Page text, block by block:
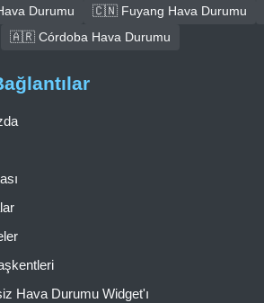
Durumu 🇨🇳 Fuyang Hava Durumu
🇦🇷 Córdoba Hava Durumu
Hava Durumu Widget'ı